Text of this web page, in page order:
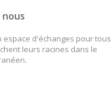
espace d'échanges pour tous
leurs racines dans le